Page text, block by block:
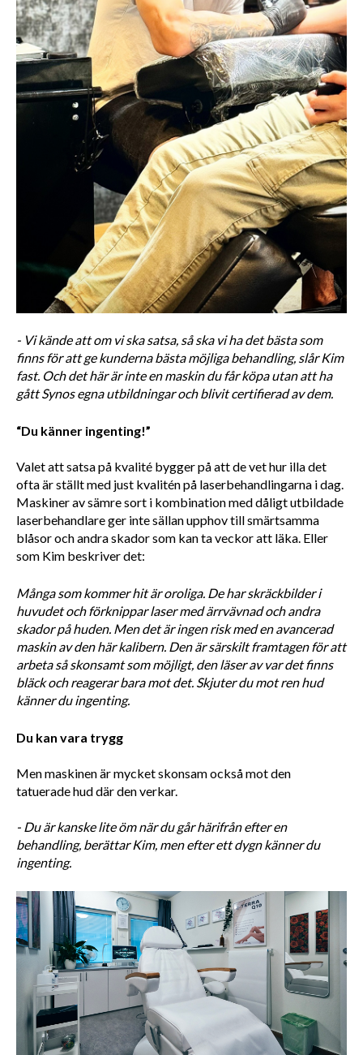
- Vi kände att om vi ska satsa, så ska vi ha det bästa som
finns för att ge kunderna bästa möjliga behandling, slår Kim
fast. Och det här är inte en maskin du får köpa utan att ha
gått Synos egna utbildningar och blivit certifierad av dem.
“Du känner ingenting!”
Valet att satsa på kvalité bygger på att de vet hur illa det
ofta är ställt med just kvalitén på laserbehandlingarna i dag.
Maskiner av sämre sort i kombination med dåligt utbildade
laserbehandlare ger inte sällan upphov till smärtsamma
blåsor och andra skador som kan ta veckor att läka. Eller
som Kim beskriver det:
Många som kommer hit är oroliga. De har skräckbilder i
huvudet och förknippar laser med ärrvävnad och andra
skador på huden. Men det är ingen risk med en avancerad
maskin av den här kalibern. Den är särskilt framtagen för att
arbeta så skonsamt som möjligt, den läser av var det finns
bläck och reagerar bara mot det. Skjuter du mot ren hud
känner du ingenting.
Du kan vara trygg
Men maskinen är mycket skonsam också mot den
tatuerade hud där den verkar.
- Du är kanske lite öm när du går härifrån efter en
behandling, berättar Kim, men efter ett dygn känner du
ingenting.